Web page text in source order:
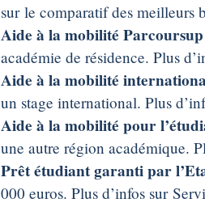
sur le comparatif des meilleurs
Aide à la mobilité Parcoursup
académie de résidence. Plus
Aide à la mobilité
un stage international. Plus
Aide à la mobilité pour
une autre région académique.
Prêt étudiant garanti par
000 euros. Plus d’infos sur